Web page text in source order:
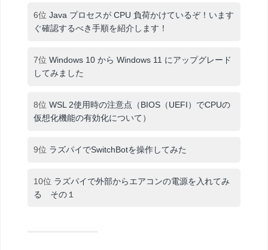
6位 Java プロセスが CPU 負荷かけているぞ！います
ぐ確認するべき手順を紹介します！
7位 Windows 10 から Windows 11 にアップグレード
してみました
8位 WSL 2使用時の注意点（BIOS（UEFI）でCPUの
仮想化機能の有効化について）
9位 ラズパイでSwitchBotを操作してみた
10位 ラズパイで外部からエアコンの電源を入れてみ
る その１